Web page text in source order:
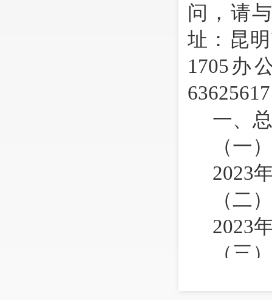
问，请
址：昆
1705 办
63625617
一、
（一
2023
（二
2023
（三